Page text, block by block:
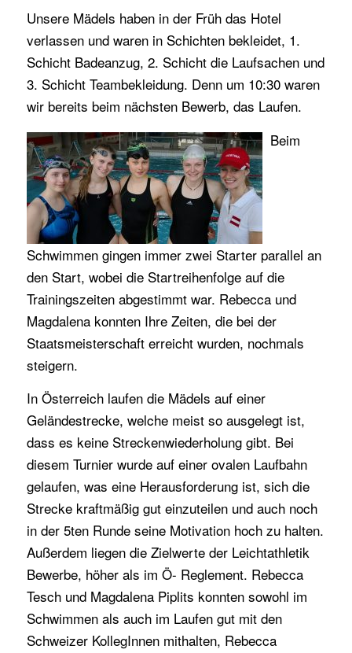
Unsere Mädels haben in der Früh das Hotel
verlassen und waren in Schichten bekleidet, 1.
Schicht Badeanzug, 2. Schicht die Laufsachen und
3. Schicht Teambekleidung. Denn um 10:30 waren
wir bereits beim nächsten Bewerb, das Laufen.
Beim
Schwimmen gingen immer zwei Starter parallel an
den Start, wobei die Startreihenfolge auf die
Trainingszeiten abgestimmt war. Rebecca und
Magdalena konnten Ihre Zeiten, die bei der
Staatsmeisterschaft erreicht wurden, nochmals
steigern.
In Österreich laufen die Mädels auf einer
Geländestrecke, welche meist so ausgelegt ist,
dass es keine Streckenwiederholung gibt. Bei
diesem Turnier wurde auf einer ovalen Laufbahn
gelaufen, was eine Herausforderung ist, sich die
Strecke kraftmäßig gut einzuteilen und auch noch
in der 5ten Runde seine Motivation hoch zu halten.
Außerdem liegen die Zielwerte der Leichtathletik
Bewerbe, höher als im Ö- Reglement. Rebecca
Tesch und Magdalena Piplits konnten sowohl im
Schwimmen als auch im Laufen gut mit den
Schweizer KollegInnen mithalten, Rebecca